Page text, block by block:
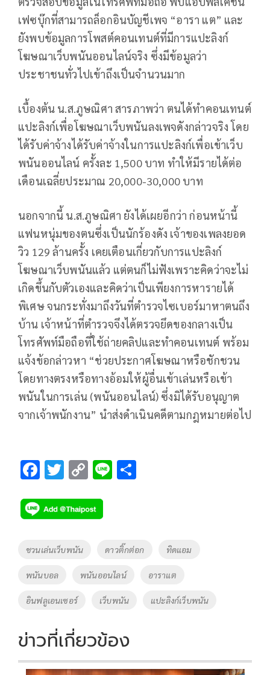
เฟซบุ๊กที่สามารถล็อกอินบัญชีเพจ “อารา แต” และ
ยังพบข้อมูลการโพสต์คอนเทนต์ที่มีการแปะลิงก์
โฆษณาเว็บพนันออนไลน์จริง ซึ่งมีข้อมูลว่า
ประชาชนทั่วไปเข้าถึงเป็นจำนวนมาก
เบื้องต้น น.ส.ภูษณิศา สารภาพว่า ตนได้ทำคอนเทนต์
แปะลิงก์เพื่อโฆษณาเว็บพนันลงเพจดังกล่าวจริง โดย
ได้รับค่าจ้างได้รับค่าจ้างในการแปะลิงก์เพื่อเข้าเว็บ
พนันออนไลน์ ครั้งละ 1,500 บาท ทำให้มีรายได้ต่อ
เดือนเฉลี่ยประมาณ 20,000-30,000 บาท
นอกจากนี้ น.ส.ภูษณิศา ยังได้เผยอีกว่า ก่อนหน้านี้
แฟนหนุ่มของตนซึ่งเป็นนักร้องดัง เจ้าของเพลงยอด
วิว 129 ล้านครั้ง เคยเตือนเกี่ยวกับการแปะลิงก์
โฆษณาเว็บพนันแล้ว แต่ตนก็ไม่ฟังเพราะคิดว่าจะไม่
เกิดขึ้นกับตัวเองและคิดว่าเป็นเพียงการหารายได้
พิเศษ จนกระทั่งมาถึงวันที่ตำรวจไซเบอร์มาหาตนถึง
บ้าน เจ้าหน้าที่ตำรวจจึงได้ตรวจยึดของกลางเป็น
โทรศัพท์มือถือที่ใช้ถ่ายคลิปและทำคอนเทนต์ พร้อม
แจ้งข้อกล่าวหา “ช่วยประกาศโฆษณาหรือชักชวน
โดยทางตรงหรือทางอ้อมให้ผู้อื่นเข้าเล่นหรือเข้า
พนันในการเล่น (พนันออนไลน์) ซึ่งมิได้รับอนุญาต
จากเจ้าพนักงาน” นำส่งดำเนินคดีตามกฎหมายต่อไป
F
e
b
o
k
T
tt
er
C
p
y
n
k
Li
Tags
ชวนเล่นเว็บพนัน ดาวติ๊กต่อก ทิดแอม
พนันบอล พนันออนไลน์ อาราแต
อินฟลูเอนเซอร์ เว็บพนัน แปะลิงก์เว็บพนัน
ข่าวที่เกี่ยวข้อง